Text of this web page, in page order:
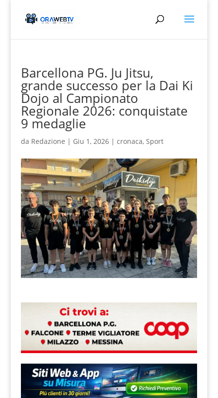
Barcellona PG. Ju Jitsu,
grande successo per la Dai Ki
Dojo al Campionato
Regionale 2026: conquistate
9 medaglie
da Redazione | Giu 1, 2026| cronaca, Sport